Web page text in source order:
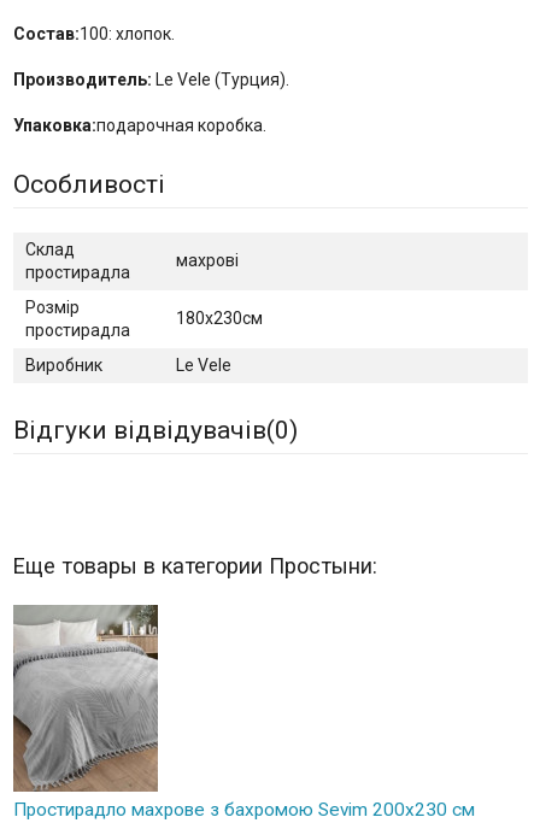
Состав:100: хлопок.
Производитель: Le Vele (Турция).
Упаковка:подарочная коробка.
Особливості
Склад
простирадла
махрові
Розмір
простирадла
180х230см
Виробник Le Vele
Відгуки відвідувачів(0)
Еще товары в категории Простыни:
Простирадло махрове з бахромою Sevim 200x230 см